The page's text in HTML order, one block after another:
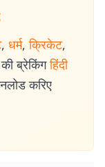
, धर्म, क्रिकेट,
ब्रेकिंग हिंदी
करिए